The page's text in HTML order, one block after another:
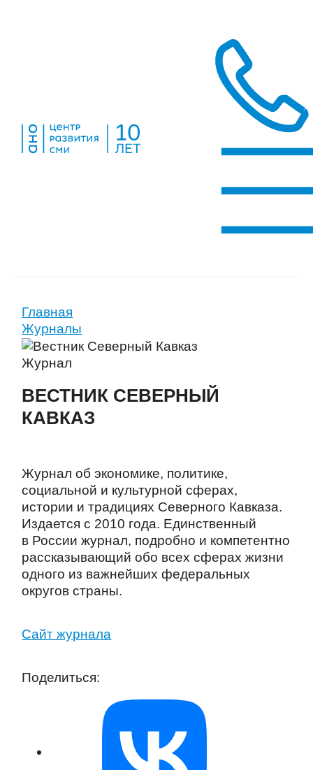
Главная
Журналы
Журнал
ВЕСТНИК СЕВЕРНЫЙ
КАВКАЗ
Журнал об экономике, политике,
социальной и культурной сферах,
истории и традициях Северного Кавказа.
Издается с 2010 года. Единственный
в России журнал, подробно и компетентно
рассказывающий обо всех сферах жизни
одного из важнейших федеральных
округов страны.
Сайт журнала
Поделиться: